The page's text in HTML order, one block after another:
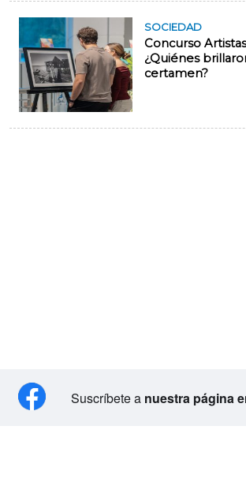
SOCIEDAD
Concurso
¿Quiénes
certamen?
Suscríbete a nuestra página